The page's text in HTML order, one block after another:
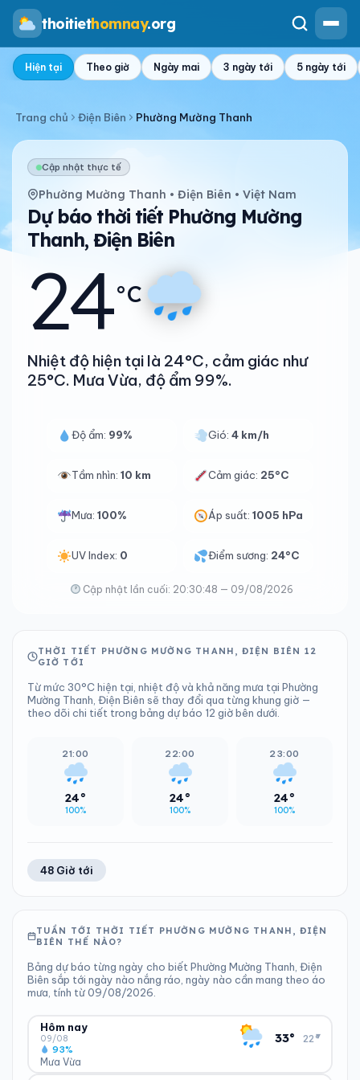
thoitiethomnay.org
Hiện tại Theo giờ Ngày mai 3 ngày tới 5 ngày tới
Trang chủ Điện Biên Phường Mường Thanh
Cập nhật thực tế
Phường Mường Thanh • Điện Biên • Việt Nam
Dự báo thời tiết Phường Mường
Thanh, Điện Biên
24°C
Nhiệt độ hiện tại là 24°C, cảm giác như
25°C. Mưa Vừa, độ ẩm 99%.
Độ ẩm: 99% Gió:4 km/h
Tầm nhìn: 10 km Cảm giác: 25°C
Mưa: 100% Áp suất:1005 hPa
UV Index: 0 Điểm sương: 24°C
Cập nhật lần cuối: 20:30:48 — 09/08/2026
THỜI TIẾT PHƯỜNG MƯỜNG THANH, ĐIỆN BIÊN 12
GIỜ TỚI
Từ mức 30°C hiện tại, nhiệt độ và khả năng mưa tại Phường
Mường Thanh, Điện Biên sẽ thay đổi qua từng khung giờ —
theo dõi chi tiết trong bảng dự báo 12 giờ bên dưới.
21:00
24°
100%
22:00
24°
100%
23:00
24°
100%
48 Giờ tới
TUẦN TỚI THỜI TIẾT PHƯỜNG MƯỜNG THANH, ĐIỆN
BIÊN THẾ NÀO?
Bảng dự báo từng ngày cho biết Phường Mường Thanh, Điện
Biên sắp tới ngày nào nắng ráo, ngày nào cần mang theo áo
mưa, tính từ 09/08/2026.
Hôm nay
09/08
Mưa Vừa
93%
33° 22°
▾